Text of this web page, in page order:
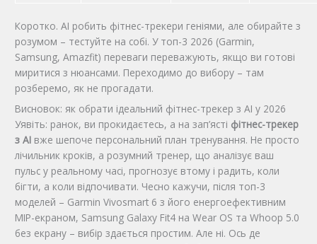
Коротко. AI робить фітнес-трекери геніями, але обирайте з
розумом – тестуйте на собі. У топ-3 2026 (Garmin,
Samsung, Amazfit) переваги переважують, якщо ви готові
миритися з нюансами. Переходимо до вибору – там
розберемо, як не прогадати.
Висновок: як обрати ідеальний фітнес-трекер з AI у 2026
Уявіть: ранок, ви прокидаєтесь, а на зап’ясті фітнес-трекер
з AI вже шепоче персональний план тренування. Не просто
лічильник кроків, а розумний тренер, що аналізує ваш
пульс у реальному часі, прогнозує втому і радить, коли
бігти, а коли відпочивати. Чесно кажучи, після топ-3
моделей – Garmin Vivosmart 6 з його енергоефективним
MIP-екраном, Samsung Galaxy Fit4 на Wear OS та Whoop 5.0
без екрану – вибір здається простим. Але ні. Ось де